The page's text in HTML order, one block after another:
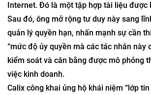
Internet. Đó là một tập hợp tài liệu được
Sau đó, ông mở rộng tư duy này sang
quản lý quyền hạn, nhấn mạnh sự cần
“mức độ ủy quyền mà các tác nhân này
kiểm soát và cân bằng được mô phỏng
việc kinh doanh.
Calix công khai ủng hộ khái niệm “lớp tin